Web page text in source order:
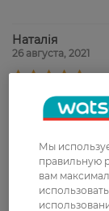
Наталія
26 августа, 2021
Мы
правильную
вам